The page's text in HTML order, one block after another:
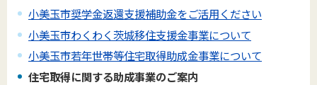
小美玉市奨学金返還支援補助金をご活用ください
小美玉市わくわく茨城移住支援金事業について
小美玉市若年世帯等住宅取得助成金事業について
住宅取得に関する助成事業のご案内